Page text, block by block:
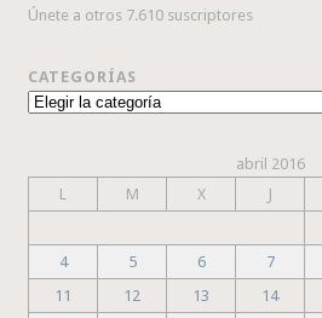
Únete a otros 7.610 suscriptores
CATEGORÍAS
Categorías
abril 2016
L
M X J
4
5 6 7
11
12 13 14